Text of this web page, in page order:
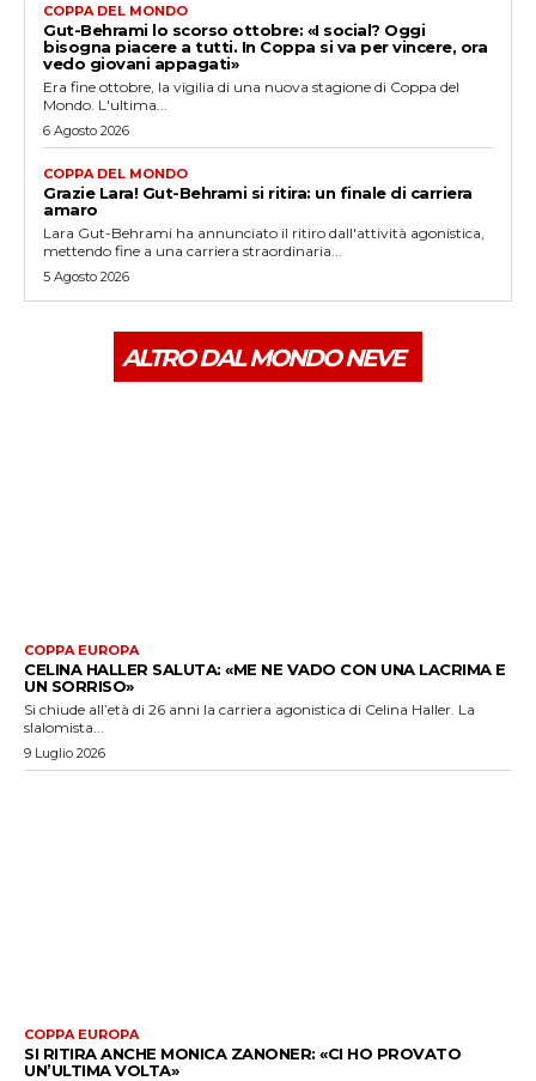
COPPA DEL MONDO
Gut-Behrami lo scorso ottobre: «I social? Oggi
bisogna piacere a tutti. In Coppa si va per vincere, ora
vedo giovani appagati»
Era fine ottobre, la vigilia di una nuova stagione di Coppa del
Mondo. L'ultima...
6 Agosto 2026
COPPA DEL MONDO
Grazie Lara! Gut-Behrami si ritira: un finale di carriera
amaro
Lara Gut-Behrami ha annunciato il ritiro dall'attività agonistica,
mettendo fine a una carriera straordinaria...
5 Agosto 2026
ALTRO DAL MONDO NEVE
COPPA EUROPA
CELINA HALLER SALUTA: «ME NE VADO CON UNA LACRIMA E
UN SORRISO»
Si chiude all’età di 26 anni la carriera agonistica di Celina Haller. La
slalomista...
9 Luglio 2026
COPPA EUROPA
SI RITIRA ANCHE MONICA ZANONER: «CI HO PROVATO
UN’ULTIMA VOLTA»